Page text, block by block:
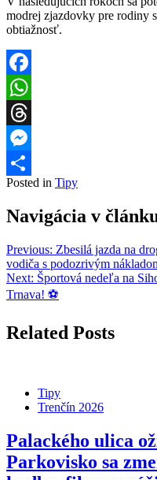
modrej zjazdovky pre rodiny
obtiažnosť.
Facebook
WhatsApp
Threads
Messenger
Share
Posted in Tipy
Navigácia v
Previous: Zbesilá jazda na
vodiča s podozrivým
Next: Športová nedeľa na
Trnava! ⚽️
Related Posts
Tipy
Trenčín 2026
Palackého ulica
Parkovisko sa